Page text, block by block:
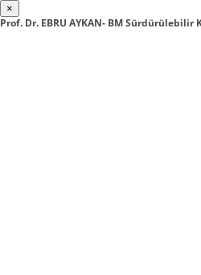
×
Prof. Dr. EBRU AYKAN- BM Sürdürülebilir